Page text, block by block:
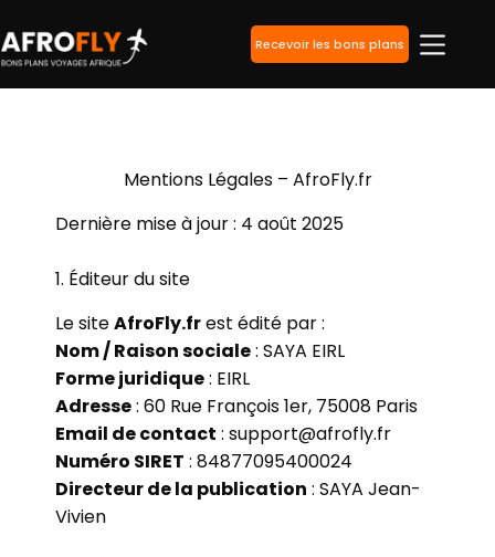
Recevoir les bons plans
Mentions Légales – AfroFly.fr
Dernière mise à jour : 4 août 2025
1. Éditeur du site
Le siteAfroFly.frest édité par :
Nom / Raison sociale: SAYA EIRL
Forme juridique: EIRL
Adresse: 60 Rue François 1er, 75008 Paris
Email de contact : support@afrofly.fr
Numéro SIRET : 84877095400024
Directeur de la publication : SAYA Jean-
Vivien